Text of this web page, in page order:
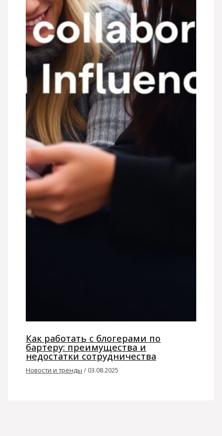
Как работать с блогерами по
бартеру: преимущества и
недостатки сотрудничества
Новости и тренды / 03.08.2025